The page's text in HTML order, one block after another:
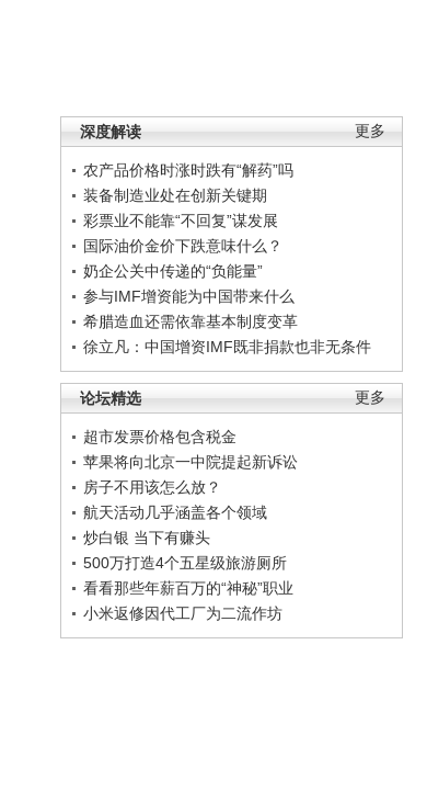
更多
深度解读
农产品价格时涨时跌有“解药”吗
装备制造业处在创新关键期
彩票业不能靠“不回复”谋发展
国际油价金价下跌意味什么？
奶企公关中传递的“负能量”
参与IMF增资能为中国带来什么
希腊造血还需依靠基本制度变革
徐立凡：中国增资IMF既非捐款也非无条件
更多
论坛精选
超市发票价格包含税金
苹果将向北京一中院提起新诉讼
房子不用该怎么放？
航天活动几乎涵盖各个领域
炒白银 当下有赚头
500万打造4个五星级旅游厕所
看看那些年薪百万的“神秘”职业
小米返修因代工厂为二流作坊